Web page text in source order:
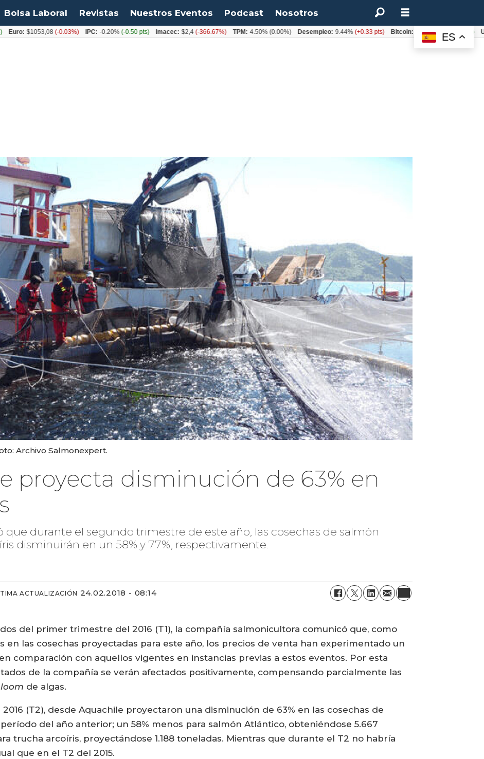
Bolsa Laboral Revistas Nuestros Eventos Podcast Nosotros
Archivo Salmonexpert.
proyecta disminución de 63% en
que durante el segundo trimestre de este año, las cosechas de salmón
disminuirán en un 58% y 77%, respectivamente.
ACTUALIZACIÓN 24.02.2018 - 08:14
del primer trimestre del 2016 (T1), la compañía salmonicultora comunicó que, como
en las cosechas proyectadas para este año, los precios de venta han experimentado un
comparación con aquellos vigentes en instancias previas a estos eventos. Por esta
de la compañía se verán afectados positivamente, compensando parcialmente las
de algas.
(T2), desde Aquachile proyectaron una disminución de 63% en las cosechas de
del año anterior; un 58% menos para salmón Atlántico, obteniéndose 5.667
trucha arcoíris, proyectándose 1.188 toneladas. Mientras que durante el T2 no habría
que en el T2 del 2015.
ES
$1053,08(-0.03%) IPC: -0.20%(-0.50 pts) Imacec: $2,4(-366.67%) TPM: 4.50%(0.00%) Desempleo: 9.44%(+0.33 pts) Bitcoin: $64.600,08(+2.93%) UF: